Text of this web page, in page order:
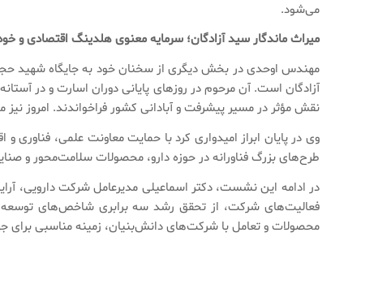
می‌شود.
میراث ماندگار سید آزادگان؛ سرمایه معنوی هلدینگ اقتصادی و
مهندس اوحدی در بخش دیگری از سخنان خود به جایگاه شهید
آزادگان است. آن مرحوم در روزهای پایانی دوران اسارت و در
نقش مؤثر در مسیر پیشرفت و آبادانی کشور فراخواندند. امروز نیز
وی در پایان ابراز امیدواری کرد با حمایت معاونت علمی،
طرح‌های بزرگ فناورانه در حوزه دارو، محصولات سلامت‌محور و
در ادامه این نشست، دکتر اسماعیلی مدیرعامل شرکت دارویی،
فعالیت‌های شرکت، از تحقق رشد سه برابری شاخص‌های
محصولات و تعامل با شرکت‌های دانش‌بنیان، زمینه مناسبی برای